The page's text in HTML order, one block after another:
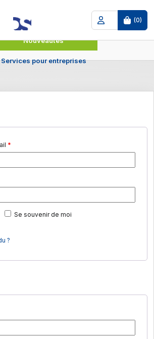
(0)
Nouveautés
Services pour entreprises
*
Se souvenir de moi
?